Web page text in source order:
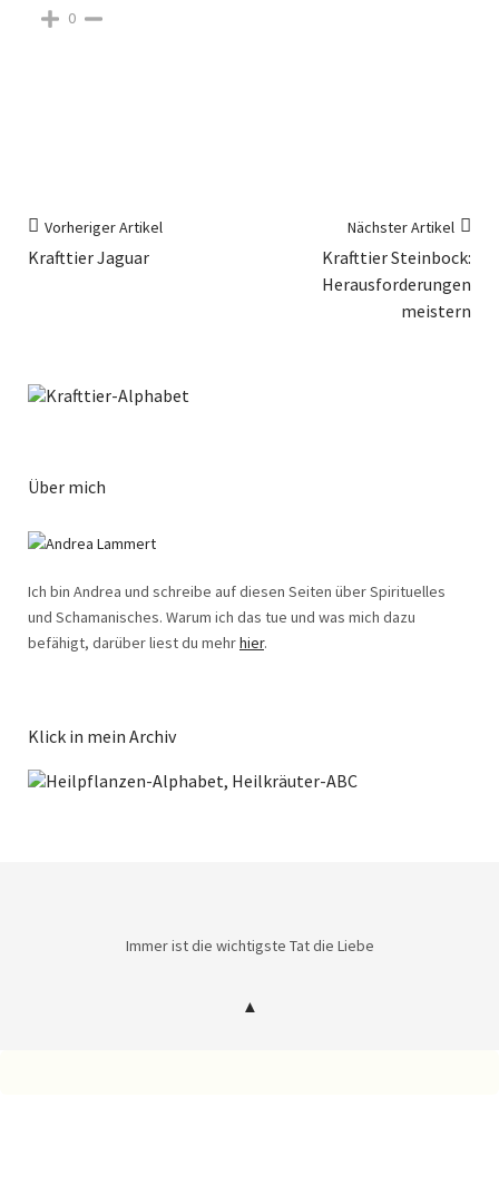
0
Vorheriger Artikel
Krafttier Jaguar
Nächster Artikel
Krafttier Steinbock:
Herausforderungen
meistern
Über mich
Ich bin Andrea und schreibe auf diesen Seiten über Spirituelles
und Schamanisches. Warum ich das tue und was mich dazu
befähigt, darüber liest du mehrhier.
Klick in mein Archiv
Immer ist die wichtigste Tat die Liebe